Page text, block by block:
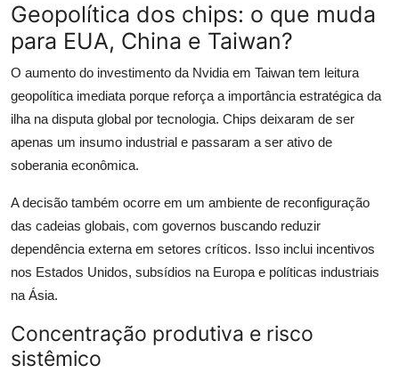
Geopolítica dos chips: o que muda
para EUA, China e Taiwan?
O aumento do investimento da Nvidia em Taiwan tem leitura
geopolítica imediata porque reforça a importância estratégica da
ilha na disputa global por tecnologia. Chips deixaram de ser
apenas um insumo industrial e passaram a ser ativo de
soberania econômica.
A decisão também ocorre em um ambiente de reconfiguração
das cadeias globais, com governos buscando reduzir
dependência externa em setores críticos. Isso inclui incentivos
nos Estados Unidos, subsídios na Europa e políticas industriais
na Ásia.
Concentração produtiva e risco
sistêmico